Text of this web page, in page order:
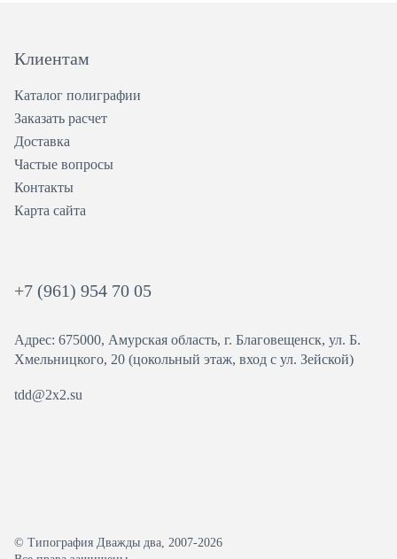
Клиентам
Каталог полиграфии
Заказать расчет
Доставка
Частые вопросы
Контакты
Карта сайта
+7 (961) 954 70 05
Адрес: 675000, Амурская область, г. Благовещенск, ул. ​Б.
Хмельницкого, 20 (цокольный этаж, вход с ул. Зейской)
tdd@2x2.su
© Типография Дважды два, 2007-2026